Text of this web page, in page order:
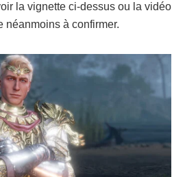
la vignette ci-dessus ou la vidéo
néanmoins à confirmer.